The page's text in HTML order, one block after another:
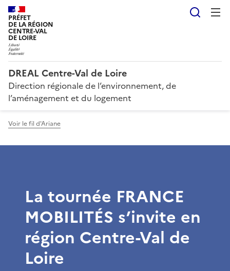
PRÉFET
DE LA RÉGION
CENTRE-VAL
DE LOIRE
DREAL Centre-Val de Loire
Direction régionale de l’environnement, de
l’aménagement et du logement
Voir le fil d'Ariane
La tournée FRANCE
MOBILITÉS s’invite en
région Centre-Val de
Loire